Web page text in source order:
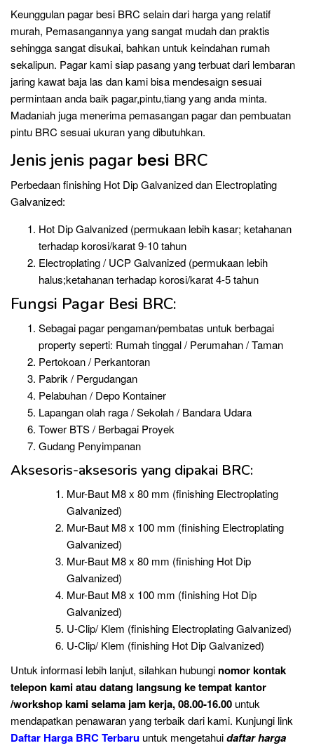
Keunggulan pagar besi BRC selain dari harga yang relatif
murah, Pemasangannya yang sangat mudah dan praktis
sehingga sangat disukai, bahkan untuk keindahan rumah
sekalipun. Pagar kami siap pasang yang terbuat dari lembaran
jaring kawat baja las dan kami bisa mendesaign sesuai
permintaan anda baik pagar,pintu,tiang yang anda minta.
Madaniah juga menerima pemasangan pagar dan pembuatan
pintu BRC sesuai ukuran yang dibutuhkan.
Jenis jenis pagar besi BRC
Perbedaan finishing Hot Dip Galvanized dan Electroplating
Galvanized:
Hot Dip Galvanized (permukaan lebih kasar; ketahanan
terhadap korosi/karat 9-10 tahun
Electroplating / UCP Galvanized (permukaan lebih
halus;ketahanan terhadap korosi/karat 4-5 tahun
Fungsi Pagar Besi BRC:
Sebagai pagar pengaman/pembatas untuk berbagai
property seperti: Rumah tinggal / Perumahan / Taman
Pertokoan / Perkantoran
Pabrik / Pergudangan
Pelabuhan / Depo Kontainer
Lapangan olah raga / Sekolah / Bandara Udara
Tower BTS / Berbagai Proyek
Gudang Penyimpanan
Aksesoris-aksesoris yang dipakai BRC:
Mur-Baut M8 x 80 mm (finishing Electroplating
Galvanized)
Mur-Baut M8 x 100 mm (finishing Electroplating
Galvanized)
Mur-Baut M8 x 80 mm (finishing Hot Dip
Galvanized)
Mur-Baut M8 x 100 mm (finishing Hot Dip
Galvanized)
U-Clip/ Klem (finishing Electroplating Galvanized)
U-Clip/ Klem (finishing Hot Dip Galvanized)
Untuk informasi lebih lanjut, silahkan hubungi nomor kontak
teleponkami atau datang langsung ke tempat kantor
/workshop kami selama jam kerja, 08.00-16.00 untuk
mendapatkan penawaran yang terbaik dari kami. Kunjungi link
Daftar Harga BRC Terbaru untuk mengetahuidaftar harga